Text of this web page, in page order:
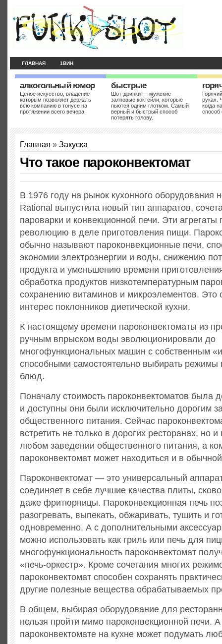
ГЛАВНАЯ 1ВИН
алкогольный юмор
Целое искусство, владение
которым позволяет держать
всю компанию в тонусе на
протяжении всего вечера.
быстрые
Шот-дринки — мужские
залповые коктейли, которые
пьются одним глотком. Самый
верный и быстрый способ
потерять голову.
руках.
когда
способ
Главная » Закуска
Что такое пароконвектомат
В 1976 году на рынок кухонного оборудования
Rational выпустила новый тип аппаратов,
пароварки и конвекционной печи. Эти агрегаты
революцию в деле приготовления пищи.
обычно называют пароконвекционные печи,
экономии электроэнергии и воды, снижению
продукта и уменьшению времени
обработка продуктов низкотемпературным
сохранению витаминов и микроэлементов. Это
интерес поклонников диетической кухни.
К настоящему времени пароконвектоматы из
ручным впрыском воды эволюционировали до
многофункциональных машин с собственным
способными самостоятельно выбирать режимы
блюд.
Поначалу стоимость пароконвектоматов была
и доступны они были исключительно дорогим
общественного питания. Сейчас
встретить не только в дорогих ресторанах, но и
любом заведении общественного питания, а
пароконвектомат может находиться и в
Пароконвектомат — это универсальный
соединяет в себе лучшие качества плиты,
даже фритюрницы. Пароконвекционная печь
разогревать, выпекать, обжаривать, тушить и
одновременно. А с дополнительными
можно использовать как гриль или печь для
многофункциональность пароконвектомат
«печь-оркестр». Кроме сочетания многих
пароконвектомат способен сохранять
другие полезные вещества обрабатываемых
В общем, выбирая оборудование для
нельзя пройти мимо пароконвекционной печи.
пароконвектомате на кухне может подумать